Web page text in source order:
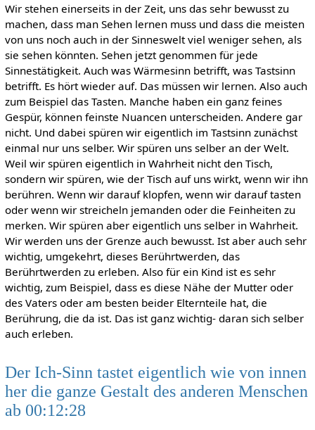
Wir stehen einerseits in der Zeit, uns das sehr bewusst zu
machen, dass man Sehen lernen muss und dass die meisten
von uns noch auch in der Sinneswelt viel weniger sehen, als
sie sehen könnten. Sehen jetzt genommen für jede
Sinnestätigkeit. Auch was Wärmesinn betrifft, was Tastsinn
betrifft. Es hört wieder auf. Das müssen wir lernen. Also auch
zum Beispiel das Tasten. Manche haben ein ganz feines
Gespür, können feinste Nuancen unterscheiden. Andere gar
nicht. Und dabei spüren wir eigentlich im Tastsinn zunächst
einmal nur uns selber. Wir spüren uns selber an der Welt.
Weil wir spüren eigentlich in Wahrheit nicht den Tisch,
sondern wir spüren, wie der Tisch auf uns wirkt, wenn wir ihn
berühren. Wenn wir darauf klopfen, wenn wir darauf tasten
oder wenn wir streicheln jemanden oder die Feinheiten zu
merken. Wir spüren aber eigentlich uns selber in Wahrheit.
Wir werden uns der Grenze auch bewusst. Ist aber auch sehr
wichtig, umgekehrt, dieses Berührtwerden, das
Berührtwerden zu erleben. Also für ein Kind ist es sehr
wichtig, zum Beispiel, dass es diese Nähe der Mutter oder
des Vaters oder am besten beider Elternteile hat, die
Berührung, die da ist. Das ist ganz wichtig- daran sich selber
auch erleben.
Der Ich-Sinn tastet eigentlich wie von innen
her die ganze Gestalt des anderen Menschen
ab 00:12:28